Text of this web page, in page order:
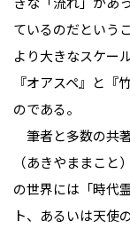
ているのだという
より大きなスケー
『オアスペ』と『
のである。
筆者と多数の共
（あきやままこ
の世界には「時代
ト、あるいは天使